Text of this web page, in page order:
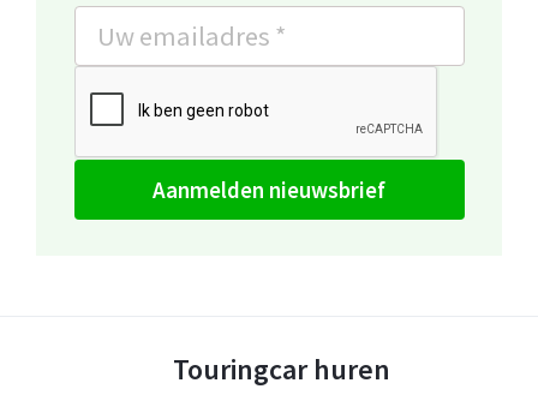
aanmelden nieuwsbrief
Touringcar huren